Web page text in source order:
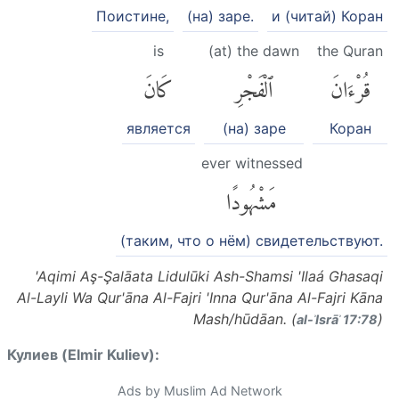
и (читай) Коран
(на) заре.
Поистине,
the Quran
قُرْءَانَ
Коран
(at) the dawn
ٱلْفَجْرِ
(на) заре
is
كَانَ
является
ever witnessed
مَشْهُودًا
(таким, что о нём) свидетельствуют.
'Aqimi Aş-Şalāata Lidulūki Ash-Shamsi 'Ilaá Ghasaqi
Al-Layli Wa Qur'āna Al-Fajri 'Inna Qur'āna Al-Fajri Kāna
Mash/hūdāan. (al-ʾIsrāʾ 17:78)
Кулиев (Elmir Kuliev):
Ads by Muslim Ad Network